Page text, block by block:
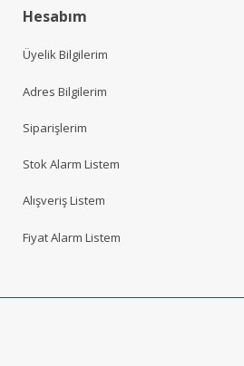
Hesabım
Üyelik Bilgilerim
Adres Bilgilerim
Siparişlerim
Stok Alarm Listem
Alışveriş Listem
Fiyat Alarm Listem